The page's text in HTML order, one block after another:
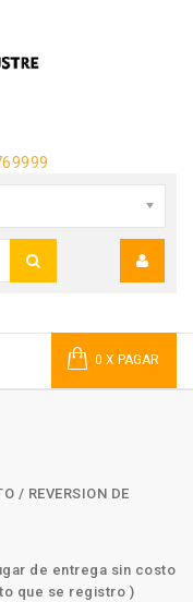
0 X PAGAR
/ REVERSION DE
de entrega sin costo
que se registro )